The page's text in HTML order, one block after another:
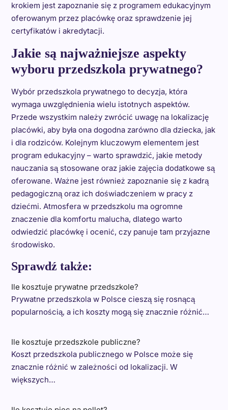
krokiem jest zapoznanie się z programem edukacyjnym
oferowanym przez placówkę oraz sprawdzenie jej
certyfikatów i akredytacji.
Jakie są najważniejsze aspekty
wyboru przedszkola prywatnego?
Wybór przedszkola prywatnego to decyzja, która
wymaga uwzględnienia wielu istotnych aspektów.
Przede wszystkim należy zwrócić uwagę na lokalizację
placówki, aby była ona dogodna zarówno dla dziecka, jak
i dla rodziców. Kolejnym kluczowym elementem jest
program edukacyjny – warto sprawdzić, jakie metody
nauczania są stosowane oraz jakie zajęcia dodatkowe są
oferowane. Ważne jest również zapoznanie się z kadrą
pedagogiczną oraz ich doświadczeniem w pracy z
dziećmi. Atmosfera w przedszkolu ma ogromne
znaczenie dla komfortu malucha, dlatego warto
odwiedzić placówkę i ocenić, czy panuje tam przyjazne
środowisko.
Sprawdź także:
Ile kosztuje prywatne przedszkole?
Prywatne przedszkola w Polsce cieszą się rosnącą
popularnością, a ich koszty mogą się znacznie różnić…
Ile kosztuje przedszkole publiczne?
Koszt przedszkola publicznego w Polsce może się
znacznie różnić w zależności od lokalizacji. W
większych…